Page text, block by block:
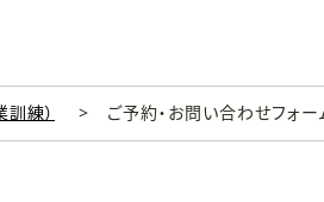
練） ご予約・お問い合わせフォー